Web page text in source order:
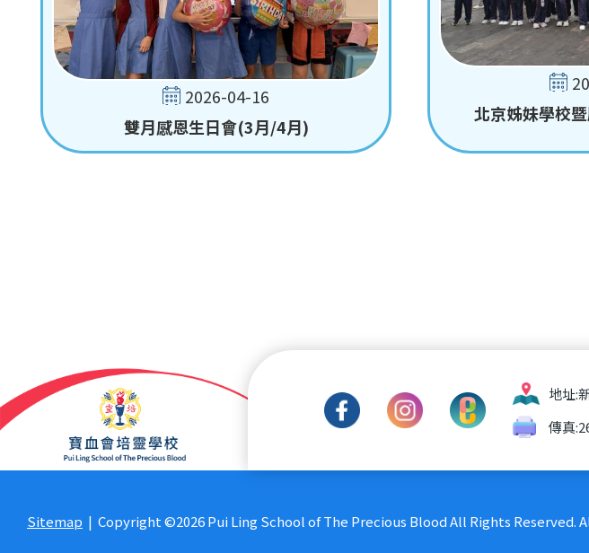
2026-04-16
雙月感恩生日會(3月/4月)
北京姊妹學校
地址:
傳真:
Sitemap | Copyright ©2026 Pui Ling School of The Precious Blood All Rights Reserved.